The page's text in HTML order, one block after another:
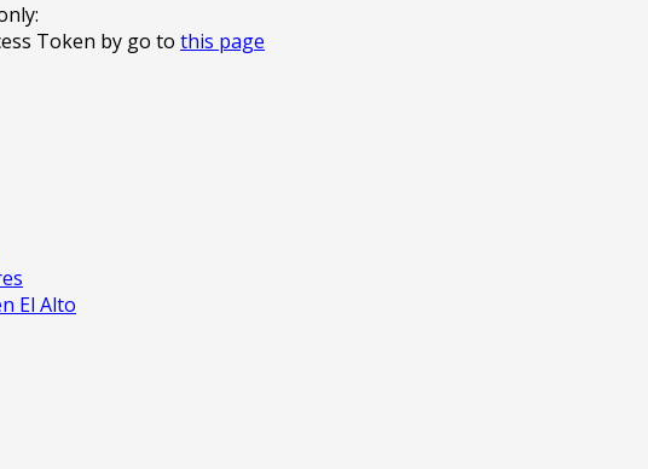
Token by go to this page
El Alto